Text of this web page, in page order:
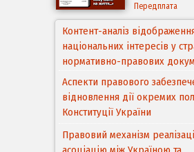
Передплата
Аспекти правового
відновлення дії окремих
Конституції України
Правовий механізм
асоціацію між Україною та
Європейським Cоюзом
Деякі проблеми адаптації